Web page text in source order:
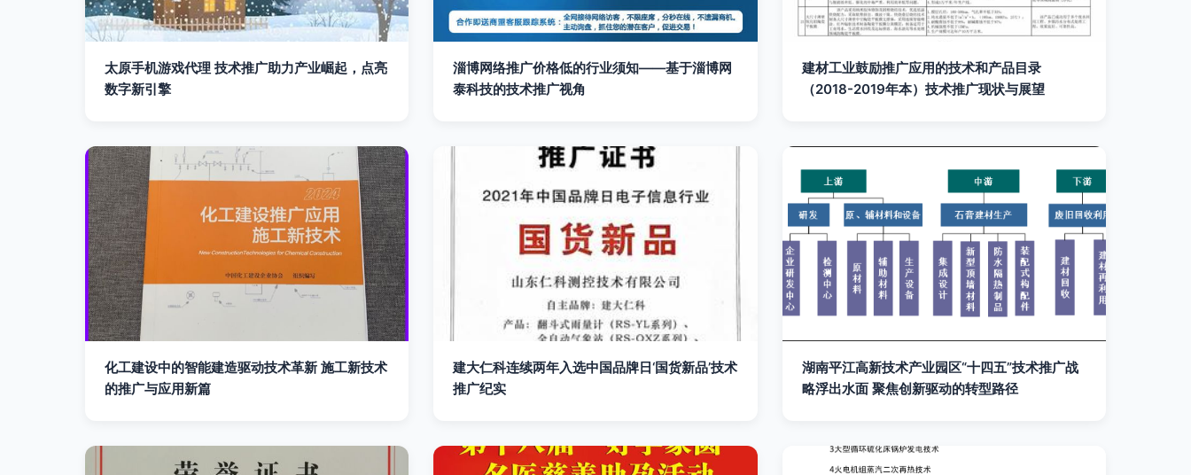
太原手机游戏代理 技术推广助力产业崛起，点亮
数字新引擎
淄博网络推广价格低的行业须知——基于淄博网
泰科技的技术推广视角
建材工业鼓励推广应用的技术和产品目录
（2018-2019年本）技术推广现状与展望
化工建设中的智能建造驱动技术革新 施工新技术
的推广与应用新篇
建大仁科连续两年入选中国品牌日‘国货新品’技术
推广纪实
湖南平江高新技术产业园区“十四五”技术推广战
略浮出水面 聚焦创新驱动的转型路径